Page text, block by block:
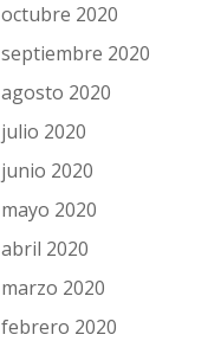
octubre 2020
septiembre 2020
agosto 2020
julio 2020
junio 2020
mayo 2020
abril 2020
marzo 2020
febrero 2020